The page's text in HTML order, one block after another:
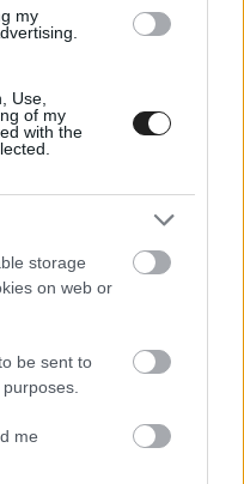
my
Use,
of my
with the
storage
on web or
be sent to
me
előzni
a kilencedik szezon
az első három